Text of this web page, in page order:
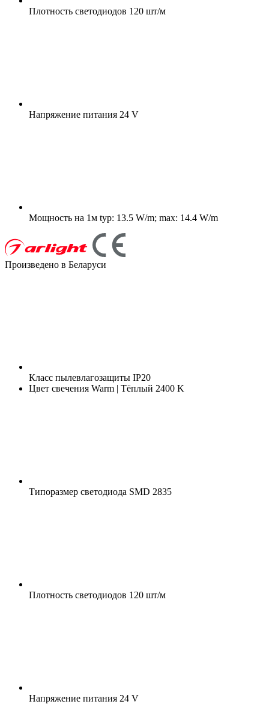
Плотность светодиодов 120 шт/м
Напряжение питания 24 V
Мощность на 1м typ: 13.5 W/m; max: 14.4 W/m
Произведено в Беларуси
Класс пылевлагозащиты IP20
Цвет свечения Warm | Тёплый 2400 K
Типоразмер светодиода SMD 2835
Плотность светодиодов 120 шт/м
Напряжение питания 24 V